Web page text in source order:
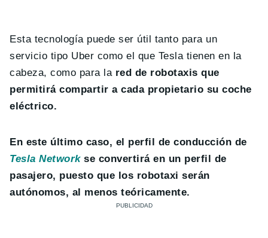
Esta tecnología puede ser útil tanto para un
servicio tipo Uber como el que Tesla tienen en la
cabeza, como para lared de robotaxis que
permitirá compartir a cada propietario su coche
eléctrico.
En este último caso, el perfil de conducción de
Tesla Networkse convertirá en un perfil de
pasajero, puesto que los robotaxi serán
autónomos, al menos teóricamente.